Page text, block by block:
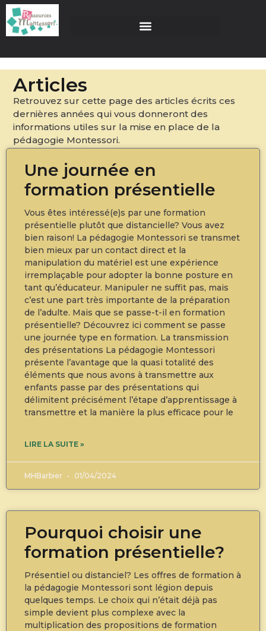
Articles
Retrouvez sur cette page des articles écrits ces
dernières années qui vous donneront des
informations utiles sur la mise en place de la
pédagogie Montessori.
Une journée en
formation présentielle
Vous êtes intéressé(e)s par une formation
présentielle plutôt que distancielle? Vous avez
bien raison! La pédagogie Montessori se transmet
bien mieux par un contact direct et la
manipulation du matériel est une expérience
irremplaçable pour adopter la bonne posture en
tant qu’éducateur. Manipuler ne suffit pas, mais
c’est une part très importante de la préparation
de l’adulte. Mais que se passe-t-il en formation
présentielle? Découvrez ici comment se passe
une journée type en formation. La transmission
des présentations La pédagogie Montessori
présente l’avantage que la quasi totalité des
éléments que nous avons à transmettre aux
enfants passe par des présentations qui
délimitent précisément l’étape d’apprentissage à
transmettre et la manière la plus efficace pour le
LIRE LA SUITE »
MHBarbier 01/04/2024
Pourquoi choisir une
formation présentielle?
Présentiel ou distanciel? Les offres de formation à
la pédagogie Montessori sont légion depuis
quelques temps. Le choix qui n’était déjà pas
simple devient plus complexe avec la
multiplication des propositions de formation